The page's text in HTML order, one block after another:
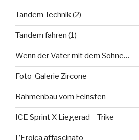
Tandem Technik (2)
Tandem fahren (1)
Wenn der Vater mit dem Sohne…
Foto-Galerie Zircone
Rahmenbau vom Feinsten
ICE Sprint X Liegerad – Trike
L’Eroica affascinato